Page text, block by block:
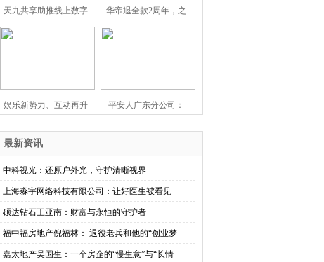
天九共享助推线上数字 华帝退全款2周年，之
娱乐新势力、互动再升 平安人广东分公司：
最新资讯
·中科视光：还原户外光，守护清晰视界
·上海淼宇网络科技有限公司：让好医生被看见
·硕达钻石王亚南：财富与永恒的守护者
·福中福房地产倪福林： 退役老兵和他的“创业梦
·嘉太地产吴国生：一个房企的“慢生意”与“长情